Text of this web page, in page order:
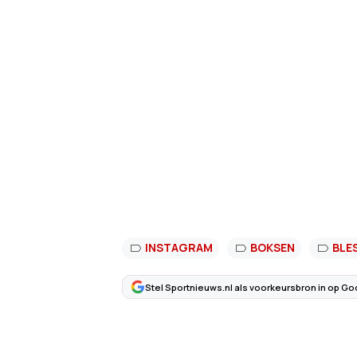
INSTAGRAM BOKSEN
Stel Sportnieuws.nl als voorkeursbron in op